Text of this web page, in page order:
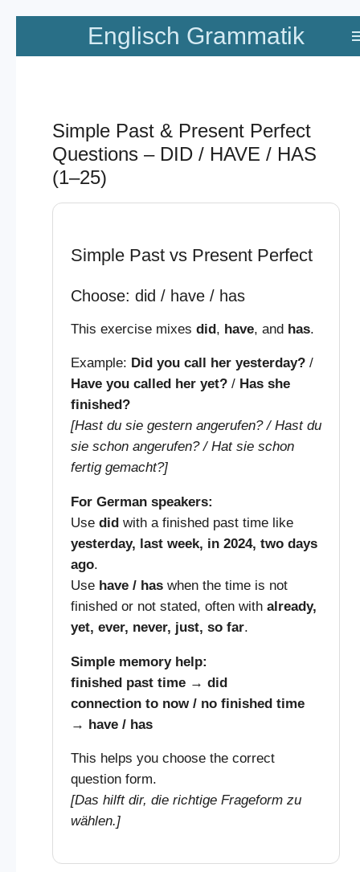
Zum
springen
Englisch Grammatik
Simple Past & Present Perfect
Questions – DID / HAVE / HAS
(1–25)
Simple Past vs Present Perfect
Choose: did / have / has
This exercise mixes did, have, and has.
Example: Did you call her yesterday?/
Have you called her yet?/ Has she
finished?
[Hast du sie gestern angerufen? / Hast du
sie schon angerufen? / Hat sie schon
fertig gemacht?]
For German speakers:
Use didwith a finished past time like
yesterday, last week, in 2024, two days
ago.
Use have / haswhen the time is not
finished or not stated, often with already,
yet, ever, never, just, so far.
Simple memory help:
finished past time→ did
connection to now / no finished time
→ have / has
This helps you choose the correct
question form.
[Das hilft dir, die richtige Frageform zu
wählen.]